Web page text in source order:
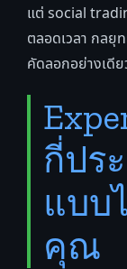
แต่ social
ตลอดเวลา กลยุ
คัดลอกอย่างเดี
กี่ปร
แบบ
คุณ